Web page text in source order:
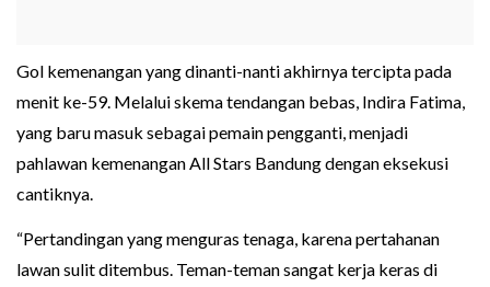
Gol kemenangan yang dinanti-nanti akhirnya tercipta pada
menit ke-59. Melalui skema tendangan bebas, Indira Fatima,
yang baru masuk sebagai pemain pengganti, menjadi
pahlawan kemenangan All Stars Bandung dengan eksekusi
cantiknya.
“Pertandingan yang menguras tenaga, karena pertahanan
lawan sulit ditembus. Teman-teman sangat kerja keras di